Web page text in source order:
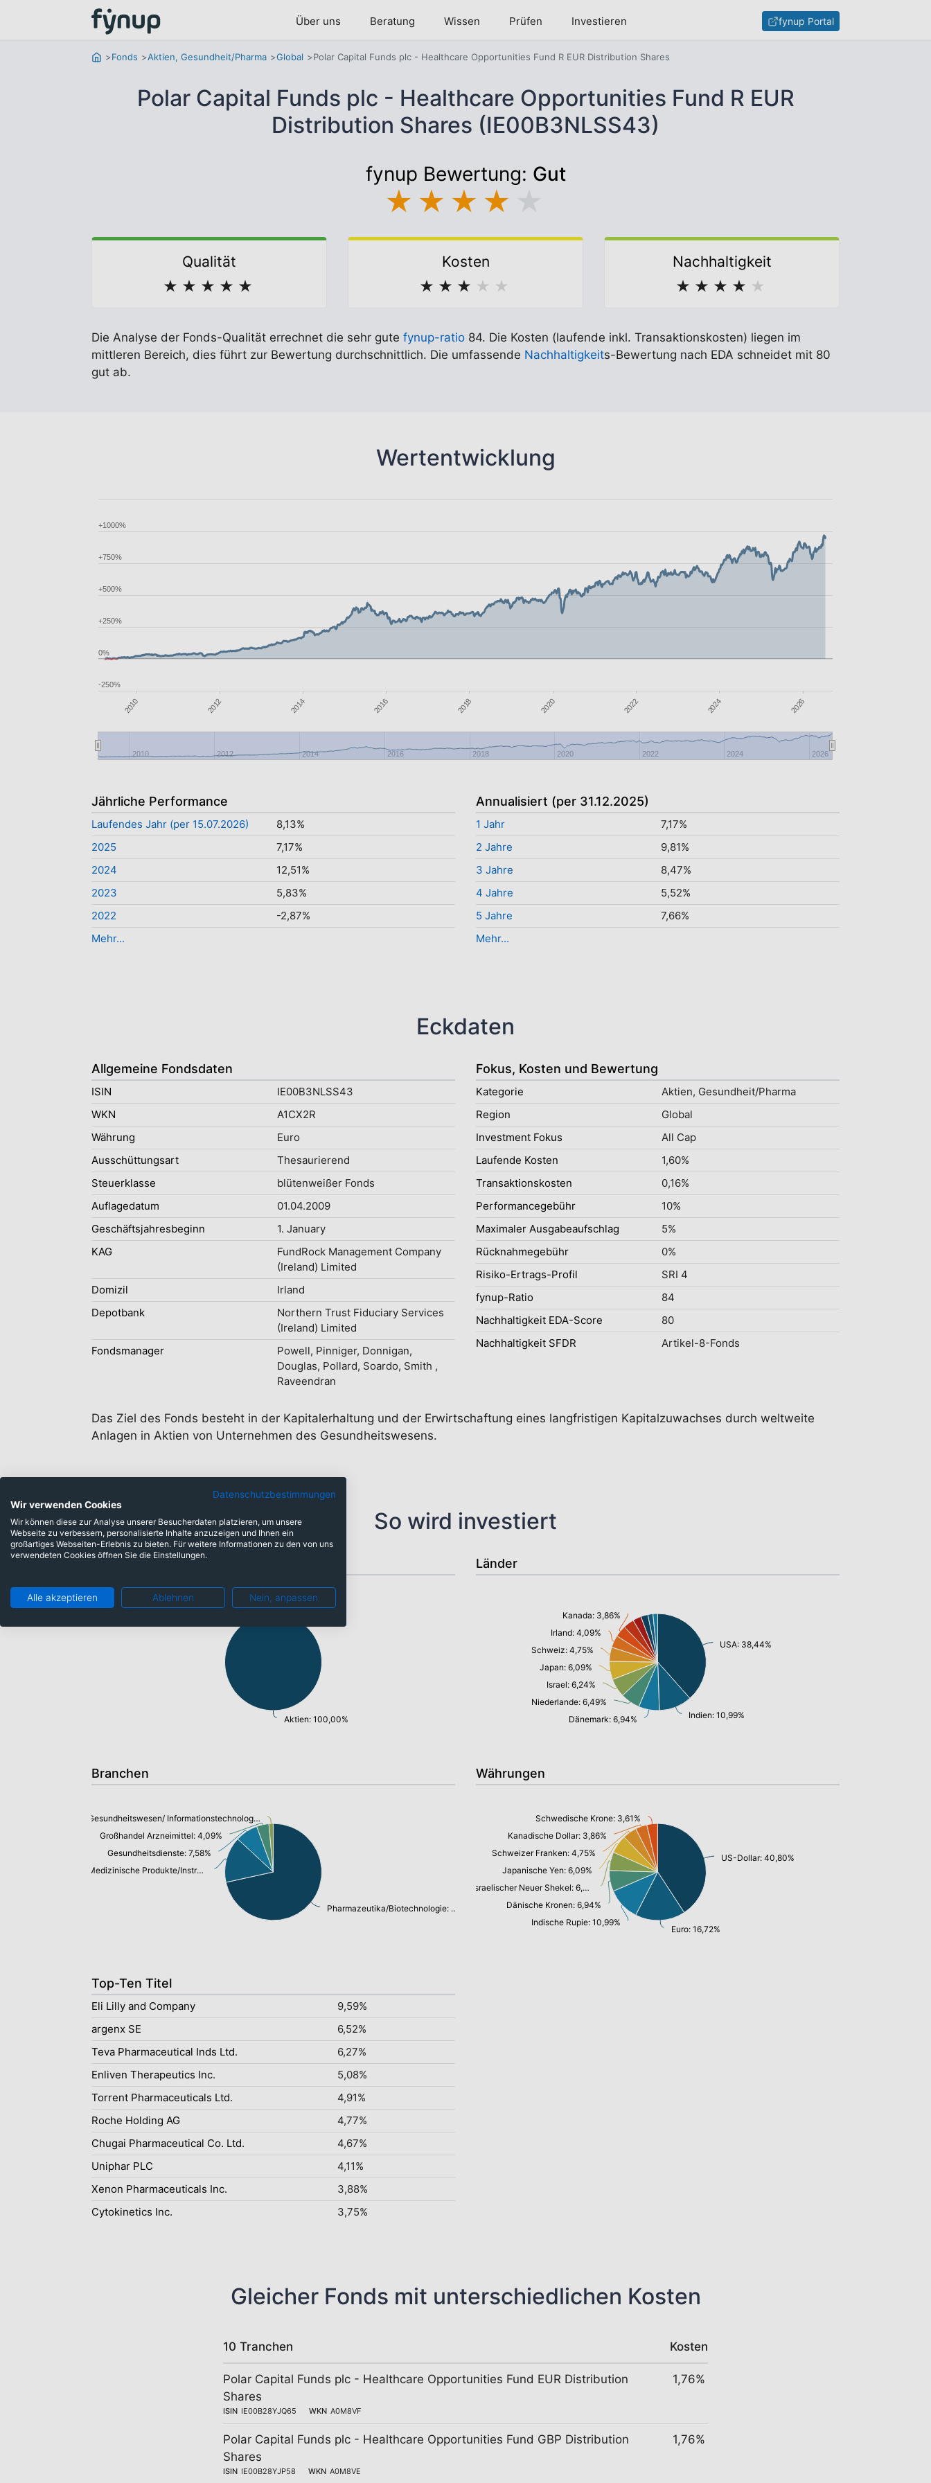
Über uns Beratung Wissen Prüfen Investieren fynup Portal
Fonds Aktien, Gesundheit/Pharma Global Polar Capital Funds plc - Healthcare Opportunities Fund R EUR Distribution Shares
Polar Capital Funds plc - Healthcare Opportunities Fund R EUR
Distribution Shares (IE00B3NLSS43)
fynup Bewertung: Gut
★ ★ ★ ★
Qualität
★ ★ ★ ★ ★
Kosten
★ ★ ★ ★ ★
Nachhaltigkeit
★ ★ ★ ★ ★
Die Analyse der Fonds-Qualität errechnet die sehr gute fynup-ratio 84. Die Kosten (laufende inkl. Transaktionskosten) liegen im
mittleren Bereich, dies führt zur Bewertung durchschnittlich. Die umfassende Nachhaltigkeits-Bewertung nach EDA schneidet mit 80
gut ab.
Wertentwicklung
2010 2012 2014 2016 2018 2020 2022 2024 2026
2010 2012 2014 2016 2018 2020 2022 2024 2026
-250%
0%
+250%
+500%
+750%
+1000%
Jährliche Performance
Laufendes Jahr (per 15.07.2026)
8,13%
2025
7,17%
2024
12,51%
2023
5,83%
2022
-2,87%
Mehr...
Annualisiert (per 31.12.2025)
1 Jahr
7,17%
2 Jahre
9,81%
3 Jahre
8,47%
4 Jahre
5,52%
5 Jahre
7,66%
Mehr...
Eckdaten
Allgemeine Fondsdaten
ISIN
IE00B3NLSS43
WKN
A1CX2R
Währung
Euro
Ausschüttungsart
Thesaurierend
Steuerklasse
blütenweißer Fonds
Auflagedatum
01.04.2009
Geschäftsjahresbeginn
1. January
KAG
FundRock Management Company
(Ireland) Limited
Domizil
Irland
Depotbank
Northern Trust Fiduciary Services
(Ireland) Limited
Fondsmanager
Powell, Pinniger, Donnigan,
Douglas, Pollard, Soardo, Smith ,
Raveendran
Fokus, Kosten und Bewertung
Kategorie
Aktien, Gesundheit/Pharma
Region
Global
Investment Fokus
All Cap
Laufende Kosten
1,60%
Transaktionskosten
0,16%
Performancegebühr
10%
Maximaler Ausgabeaufschlag
5%
Rücknahmegebühr
0%
Risiko-Ertrags-Profil
SRI 4
fynup-Ratio
84
Nachhaltigkeit EDA-Score
80
Nachhaltigkeit SFDR
Artikel-8-Fonds
Das Ziel des Fonds besteht in der Kapitalerhaltung und der Erwirtschaftung eines langfristigen Kapitalzuwachses durch weltweite
Anlagen in Aktien von Unternehmen des Gesundheitswesens.
So wird investiert
Aktien: 100,00%
Länder
USA: 38,44%
Indien: 10,99%
Dänemark: 6,94%
Niederlande: 6,49%
Israel: 6,24%
Japan: 6,09%
Schweiz: 4,75%
Irland: 4,09%
Kanada: 3,86%
Branchen
Pharmazeutika/Biotechnologie: 71,55%
Medizinische Produkte/Instrumente: 15,30%
Gesundheitsdienste: 7,58%
Großhandel Arzneimittel: 4,09%
Gesundheitswesen/ Informationstechnologie: 1,45%
Währungen
US-Dollar: 40,80%
Euro: 16,72%
Indische Rupie: 10,99%
Dänische Kronen: 6,94%
Israelischer Neuer Shekel: 6,24%
Japanische Yen: 6,09%
Schweizer Franken: 4,75%
Kanadische Dollar: 3,86%
Schwedische Krone: 3,61%
Top-Ten Titel
Eli Lilly and Company
9,59%
argenx SE
6,52%
Teva Pharmaceutical Inds Ltd.
6,27%
Enliven Therapeutics Inc.
5,08%
Torrent Pharmaceuticals Ltd.
4,91%
Roche Holding AG
4,77%
Chugai Pharmaceutical Co. Ltd.
4,67%
Uniphar PLC
4,11%
Xenon Pharmaceuticals Inc.
3,88%
Cytokinetics Inc.
3,75%
Gleicher Fonds mit unterschiedlichen Kosten
10 Tranchen Kosten
Polar Capital Funds plc - Healthcare Opportunities Fund EUR Distribution
Shares
ISIN IE00B28YJQ65 WKN A0M8VF
1,76%
Polar Capital Funds plc - Healthcare Opportunities Fund GBP Distribution
Shares
ISIN IE00B28YJP58 WKN A0M8VE
1,76%
Datenschutzbestimmungen
Wir verwenden Cookies
Wir können diese zur Analyse unserer Besucherdaten platzieren, um unsere
Webseite zu verbessern, personalisierte Inhalte anzuzeigen und Ihnen ein
großartiges Webseiten-Erlebnis zu bieten. Für weitere Informationen zu den von uns
verwendeten Cookies öffnen Sie die Einstellungen.
Alle akzeptieren Ablehnen Nein, anpassen